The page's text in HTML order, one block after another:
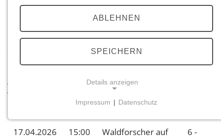
Lokalen Agenda 21 Trier für Kinder der ersten bis
Als Forstamt Trier bieten wir in 2026 bieten folgende
Veranstaltungen an:
17.04.2026
15:00
Waldforscher auf
6 -
ABLEHNEN
SPEICHERN
Details anzeigen
Impressum | Datenschutz